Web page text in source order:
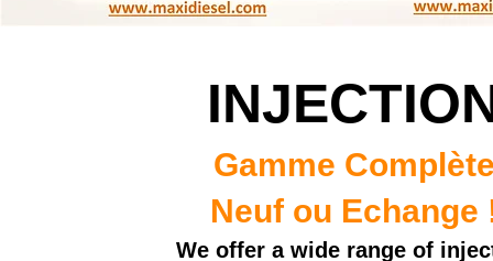
Gamme
Neuf ou Echange
We offer a wide range of